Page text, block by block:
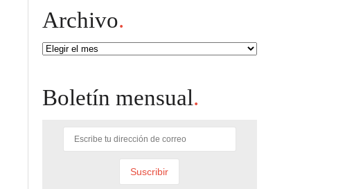
Archivo.
Archivo
Boletín mensual.